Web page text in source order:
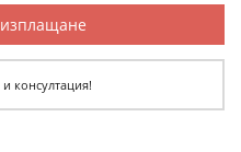
консултация!